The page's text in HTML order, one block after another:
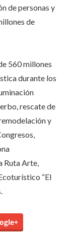
de personas y
de
560 millones
durante los
rescate de
y
Ruta Arte,
“El